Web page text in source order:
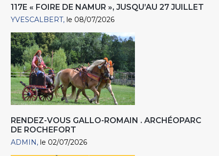
117E « FOIRE DE NAMUR », JUSQU’AU 27 JUILLET
YVESCALBERT le 08/07/2026
RENDEZ-VOUS GALLO-ROMAIN . ARCHÉOPARC
DE ROCHEFORT
ADMIN le 02/07/2026